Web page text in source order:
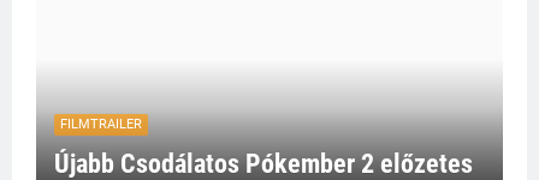
FILMTRAILER
Újabb Csodálatos Pókember 2 előzetes